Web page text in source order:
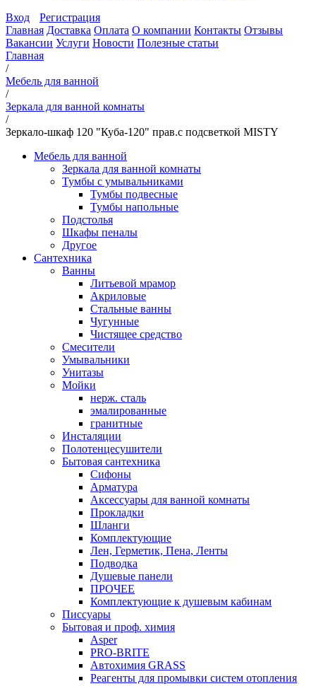
Вход
Регистрация
Главная Доставка Оплата О компании Контакты Отзывы
Вакансии Услуги Новости Полезные статьи
Главная
/
Мебель для ванной
/
Зеркала для ванной комнаты
/
Зеркало-шкаф 120 "Куба-120" прав.с подсветкой MISTY
Мебель для ванной
Зеркала для ванной комнаты
Тумбы с умывальниками
Тумбы подвесные
Тумбы напольные
Подстолья
Шкафы пеналы
Другое
Сантехника
Ванны
Литьевой мрамор
Акриловые
Стальные ванны
Чугунные
Чистящее средство
Смесители
Умывальники
Унитазы
Мойки
нерж. сталь
эмалированные
гранитные
Инсталяции
Полотенцесушители
Бытовая сантехника
Сифоны
Арматура
Аксессуары для ванной комнаты
Прокладки
Шланги
Комплектующие
Лен, Герметик, Пена, Ленты
Подводка
Душевые панели
ПРОЧЕЕ
Комплектующие к душевым кабинам
Писсуары
Бытовая и проф. химия
Asper
PRO-BRITE
Автохимия GRASS
Реагенты для промывки систем отопления